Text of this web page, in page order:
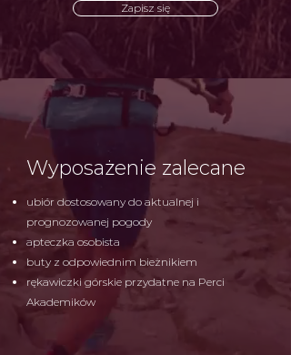
Zapisz się
Wyposażenie zalecane
ubiór dostosowany do aktualnej i
prognozowanej pogody
apteczka osobista
buty z odpowiednim bieżnikiem
rękawiczki górskie przydatne na Perci
Akademików